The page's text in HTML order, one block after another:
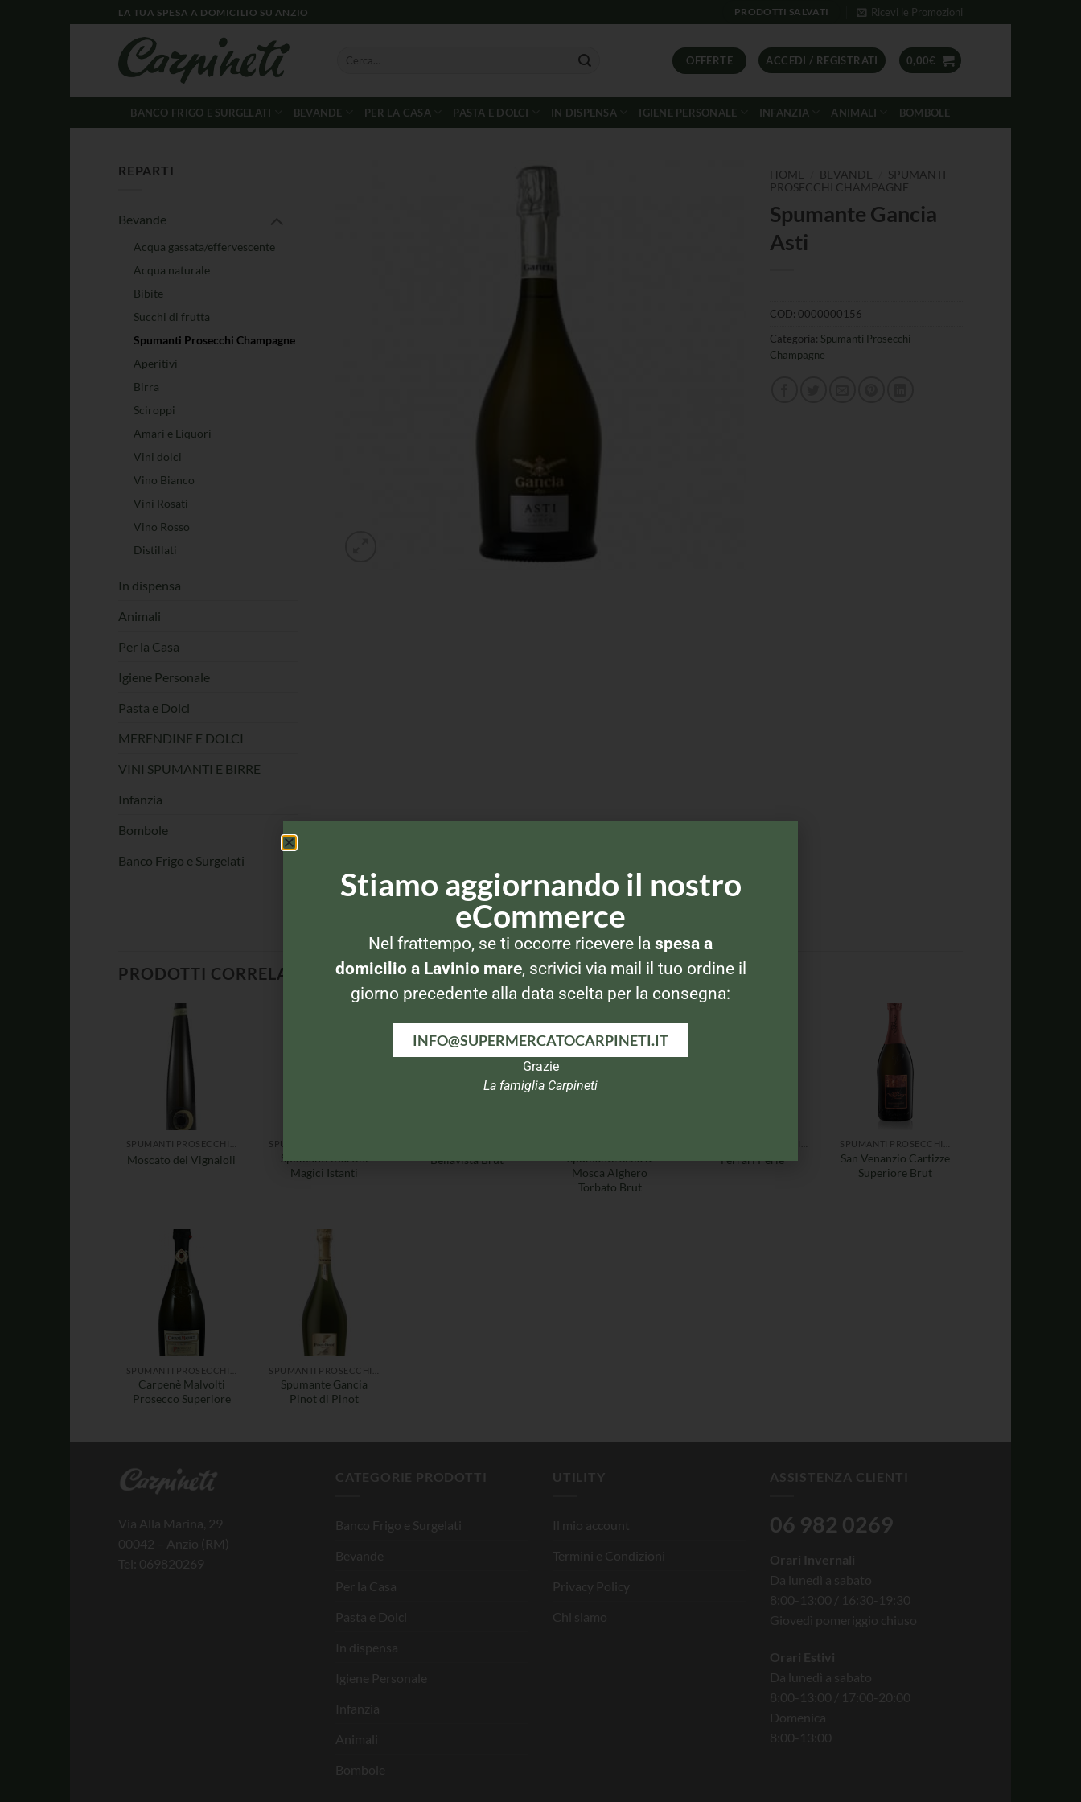
LA TUA SPESA A DOMICILIO SU ANZIO PRODOTTI SALVATI Ricevi le Promozioni
OFFERTE ACCEDI / REGISTRATI 0,00€
BANCO FRIGO E SURGELATI BEVANDE PER LA CASA PASTA E DOLCI IN DISPENSA IGIENE PERSONALE INFANZIA ANIMALI BOMBOLE
HOME BEVANDE
SPUMANTI
PROSECCHI CHAMPAGNE
Spumante Gancia
Asti
COD: 0000000156
Categoria: Spumanti Prosecchi
Champagne
REPARTI
Bevande
Acqua gassata/effervescente
Acqua naturale
Bibite
Succhi di frutta
Spumanti Prosecchi Champagne
Aperitivi
Birra
Sciroppi
Amari e Liquori
Vini dolci
Vino Bianco
Vini Rosati
Vino Rosso
Distillati
In dispensa
Animali
Per la Casa
Igiene Personale
Pasta e Dolci
MERENDINE E DOLCI
VINI SPUMANTI E BIRRE
Infanzia
Bombole
Banco Frigo e Surgelati
PRODOTTI CORRELATI
Moscato dei Vignaioli
Spumanti Martini
Magici Istanti
Bellavista Brut
Spumante Sella &
Mosca Alghero
Torbato Brut
Ferrari Perlé
San Venanzio Cartizze
Superiore Brut
Carpenè Malvolti
Prosecco Superiore
Spumante Gancia
Pinot di Pinot
Via Alla Marina, 29
00042 – Anzio (RM)
Tel: 069820269
CATEGORIE PRODOTTI
Banco Frigo e Surgelati
Bevande
Per la Casa
Pasta e Dolci
In dispensa
Igiene Personale
Infanzia
Animali
Bombole
UTILITY
Il mio account
Termini e Condizioni
Privacy Policy
Chi siamo
ASSISTENZA CLIENTI
06 982 0269
Orari Invernali
Da lunedì a sabato
8:00-13:00 / 16:30-19:30
Giovedì pomeriggio chiuso
Orari Estivi
Da lunedì a sabato
8:00-13:00 / 17:00-20:00
Domenica
8:00-13:00
Stiamo aggiornando il nostro
eCommerce
Nel frattempo, se ti occorre ricevere la spesa a
domicilio a Lavinio mare, scrivici via mail il tuo ordine il
giorno precedente alla data scelta per la consegna:
INFO@SUPERMERCATOCARPINETI.IT
Grazie
La famiglia Carpineti